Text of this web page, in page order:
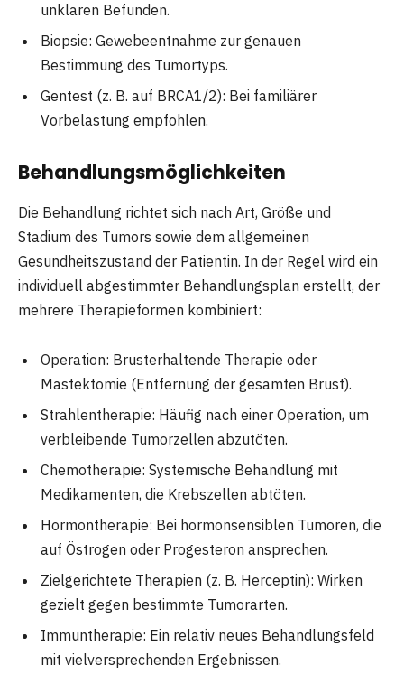
unklaren Befunden.
Biopsie: Gewebeentnahme zur genauen
Bestimmung des Tumortyps.
Gentest (z. B. auf BRCA1/2): Bei familiärer
Vorbelastung empfohlen.
Behandlungsmöglichkeiten
Die Behandlung richtet sich nach Art, Größe und
Stadium des Tumors sowie dem allgemeinen
Gesundheitszustand der Patientin. In der Regel wird ein
individuell abgestimmter Behandlungsplan erstellt, der
mehrere Therapieformen kombiniert:
Operation: Brusterhaltende Therapie oder
Mastektomie (Entfernung der gesamten Brust).
Strahlentherapie: Häufig nach einer Operation, um
verbleibende Tumorzellen abzutöten.
Chemotherapie: Systemische Behandlung mit
Medikamenten, die Krebszellen abtöten.
Hormontherapie: Bei hormonsensiblen Tumoren, die
auf Östrogen oder Progesteron ansprechen.
Zielgerichtete Therapien (z. B. Herceptin): Wirken
gezielt gegen bestimmte Tumorarten.
Immuntherapie: Ein relativ neues Behandlungsfeld
mit vielversprechenden Ergebnissen.